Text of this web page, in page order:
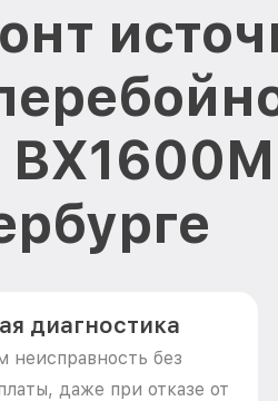
диагностика
неисправность без
даже при отказе от